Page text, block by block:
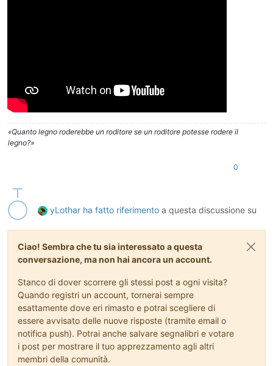
«Quanto legno roderebbe un roditore se un roditore potesse rodere il
legno?»
0
yLothar ha fatto riferimento a questa discussione su
Ciao! Sembra che tu sia interessato a questa
conversazione, ma non hai ancora un account.
Stanco di dover scorrere gli stessi post a ogni visita?
Quando registri un account, tornerai sempre
esattamente dove eri rimasto e potrai scegliere di
essere avvisato delle nuove risposte (tramite email o
notifica push). Potrai anche salvare segnalibri e votare
i post per mostrare il tuo apprezzamento agli altri
membri della comunità.